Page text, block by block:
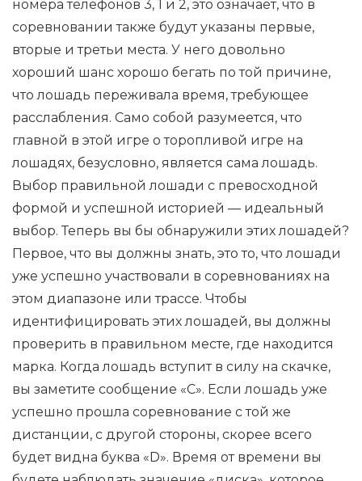
номера телефонов 3, 1 и 2, это означает, что в
соревновании также будут указаны первые,
вторые и третьи места. У него довольно
хороший шанс хорошо бегать по той причине,
что лошадь переживала время, требующее
расслабления. Само собой разумеется, что
главной в этой игре о торопливой игре на
лошадях, безусловно, является сама лошадь.
Выбор правильной лошади с превосходной
формой и успешной историей — идеальный
выбор. Теперь вы бы обнаружили этих лошадей?
Первое, что вы должны знать, это то, что лошади
уже успешно участвовали в соревнованиях на
этом диапазоне или трассе. Чтобы
идентифицировать этих лошадей, вы должны
проверить в правильном месте, где находится
марка. Когда лошадь вступит в силу на скачке,
вы заметите сообщение «С». Если лошадь уже
успешно прошла соревнование с той же
дистанции, с другой стороны, скорее всего
будет видна буква «D». Время от времени вы